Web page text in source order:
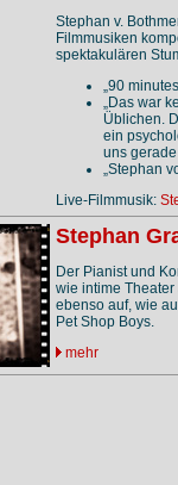
Stephan v.
Filmmusiken
spektakulären
„90
„Das war
Üblichen.
ein
uns
„Stephan
Live-Filmmusik:
Stephan
Der Pianist und
wie intime
ebenso auf, wie
Pet Shop Boys.
mehr